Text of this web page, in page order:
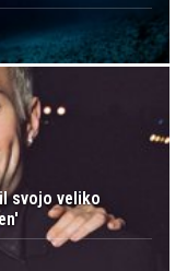
svojo veliko